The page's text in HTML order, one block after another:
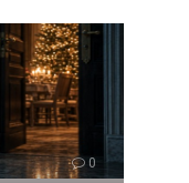
0